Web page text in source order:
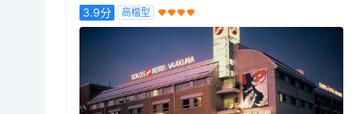
3.9分 高檔型